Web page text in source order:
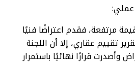
مرتفعة، فقدم اعتراضًا فنيًا
تقييم عقاري، إلا أن اللجنة
وأصدرت قرارًا نهائيًا باستمرار